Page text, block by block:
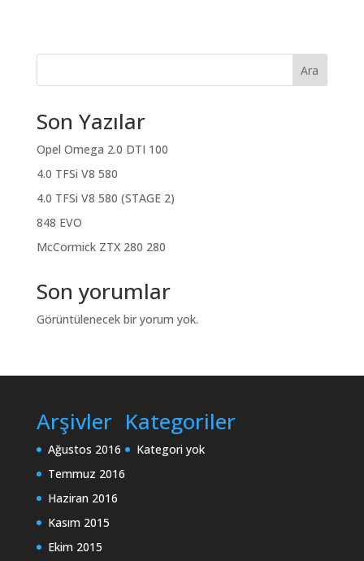
Ara
Son Yazılar
Opel Omega 2.0 DTI 100
4.0 TFSi V8 580
4.0 TFSi V8 580 (STAGE 2)
848 EVO
McCormick ZTX 280 280
Son yorumlar
Görüntülenecek bir yorum yok.
Arşivler
Ağustos 2016
Temmuz 2016
Haziran 2016
Kasım 2015
Ekim 2015
Kategoriler
Kategori yok